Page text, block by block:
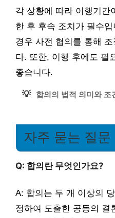
각 상황에 따라 이행기간
한 후 후속 조치가 필수
경우 사전 협의를 통해
다. 또한, 이행 후에도 필
좋습니다.
💡 합의의 법적 의미와 조
자주 묻는 질문
Q: 합의란 무엇인가요?
A: 합의는 두 개 이상의
정하여 도출한 공동의 결